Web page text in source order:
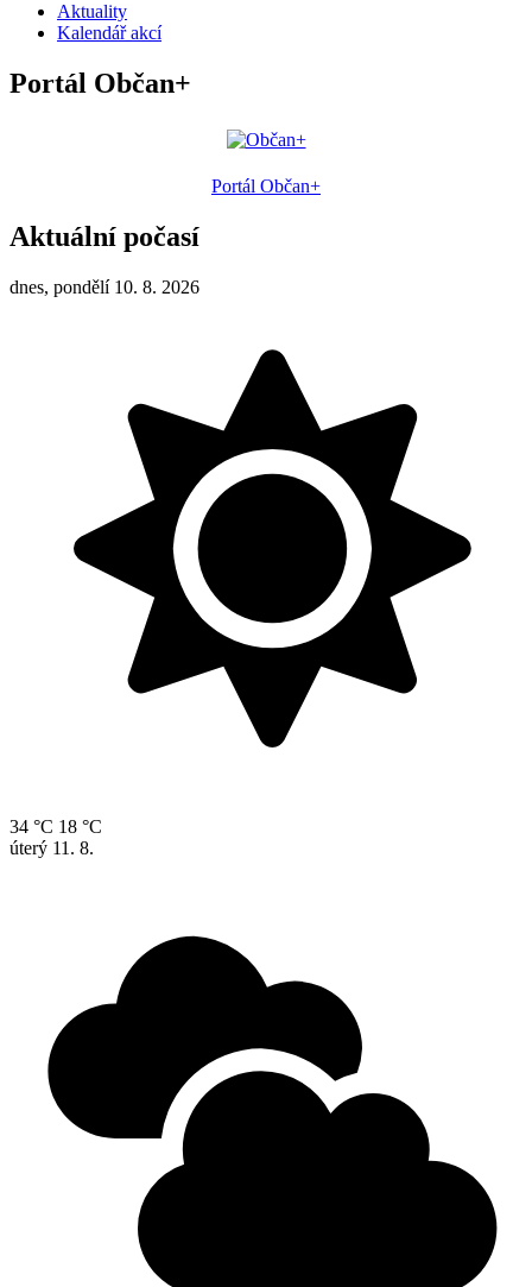
Aktuality
Kalendář akcí
Portál Občan+
Portál Občan+
Aktuální počasí
dnes, pondělí 10. 8. 2026
34 °C 18 °C
úterý 11. 8.